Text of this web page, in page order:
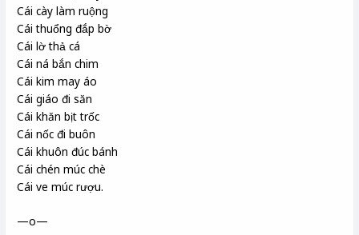
Cái cày làm ruộng
Cái thuổng đắp bờ
Cái lờ thả cá
Cái ná bắn chim
Cái kim may áo
Cái giáo đi săn
Cái khăn bịt trốc
Cái nốc đi buôn
Cái khuôn đúc bánh
Cái chén múc chè
Cái ve múc rượu.
—o—